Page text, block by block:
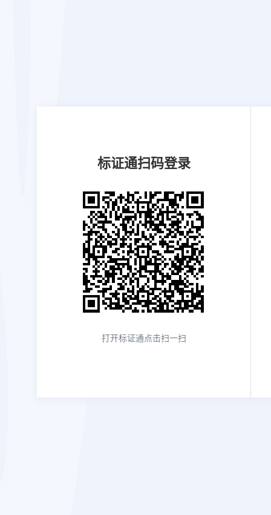
标证通扫码登录
打开标证通点击扫一扫